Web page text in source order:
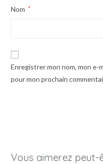
Nom *
Enregistrer mon nom, mon e-
pour mon prochain
Vous aimerez peut-